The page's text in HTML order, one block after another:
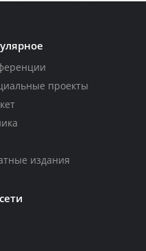
проекты
издания